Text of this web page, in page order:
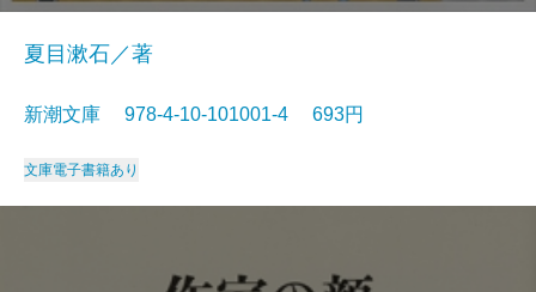
夏目漱石／著
新潮文庫 978-4-10-101001-4 693円
文庫電子書籍あり